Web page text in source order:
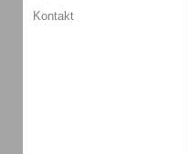
Kontakt